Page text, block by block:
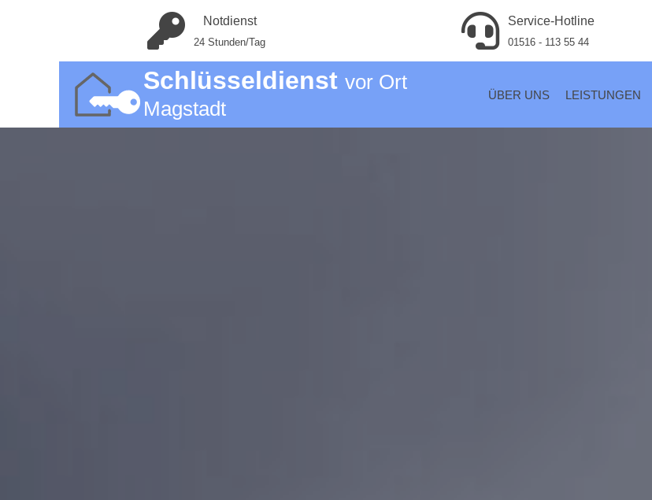
Notdienst
24 Stunden/Tag
Service-Hotline
01516 - 113 55 44
Schlüsseldienst vor Ort
Magstadt
ÜBER UNS LEISTUNGEN